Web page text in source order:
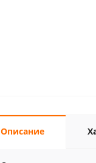
Описание